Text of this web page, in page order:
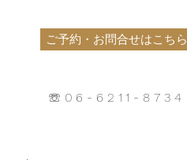
ご予約・お問合せはこちら
☏06-6211-8734